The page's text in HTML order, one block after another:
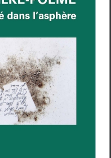
dans l’asphère
C. Tigirlas